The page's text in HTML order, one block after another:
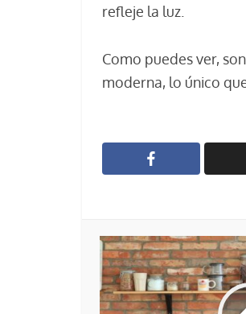
refleje la luz.
Como puedes ver,
moderna, lo único